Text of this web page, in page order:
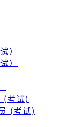
）
）
考试)
(考试)